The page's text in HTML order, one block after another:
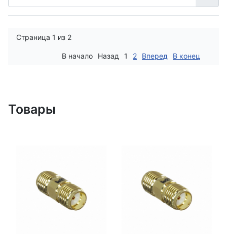
Страница 1 из 2
В начало Назад 1 2 Вперед В конец
Товары